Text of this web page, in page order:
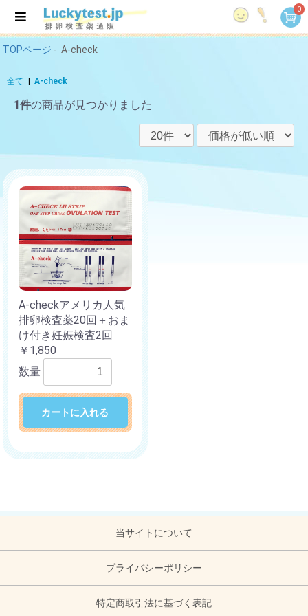
0
TOPページ - A-check
全て A-check
1件の商品が見つかりました
A-checkアメリカ人気
排卵検査薬20回＋おま
け付き妊娠検査2回
￥1,850
数量
カートに入れる
当サイトについて
プライバシーポリシー
特定商取引法に基づく表記